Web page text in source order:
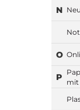
N
O
P mit